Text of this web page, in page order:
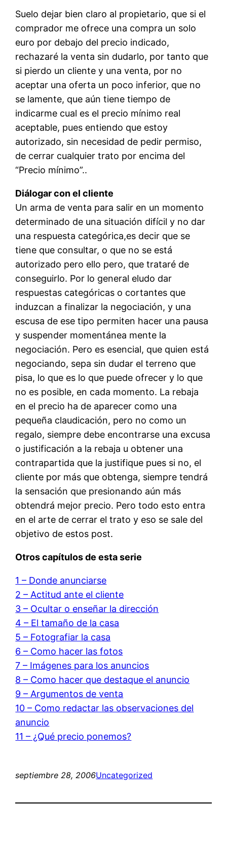
Suelo dejar bien claro al propietario, que si el
comprador me ofrece una compra un solo
euro por debajo del precio indicado,
rechazaré la venta sin dudarlo, por tanto que
si pierdo un cliente y una venta, por no
aceptar una oferta un poco inferior, que no
se lamente, que aún tiene tiempo de
indicarme cual es el precio mínimo real
aceptable, pues entiendo que estoy
autorizado, sin necesidad de pedir permiso,
de cerrar cualquier trato por encima del
“Precio mínimo”..
Diálogar con el cliente
Un arma de venta para salir en un momento
determinado de una situación difícil y no dar
una respuesta categórica,es decir que se
tiene que consultar, o que no se está
autorizado pero ello pero, que trataré de
conseguirlo. Por lo general eludo dar
respuestas categóricas o cortantes que
induzcan a finalizar la negociación, y una
escusa de ese tipo permiten hacer una pausa
y suspender momentánea mente la
negociación. Pero es esencial, que quien está
negociando, sepa sin dudar el terreno que
pisa, lo que es lo que puede ofrecer y lo que
no es posible, en cada momento. La rebaja
en el precio ha de aparecer como una
pequeña claudicación, pero no como un
regalo, siempre debe encontrarse una excusa
o justificación a la rebaja u obtener una
contrapartida que la justifique pues si no, el
cliente por más que obtenga, siempre tendrá
la sensación que presionando aún más
obtendrá mejor precio. Pero todo esto entra
en el arte de cerrar el trato y eso se sale del
objetivo de estos post.
Otros capítulos de esta serie
1 – Donde anunciarse
2 – Actitud ante el cliente
3 – Ocultar o enseñar la dirección
4 – El tamaño de la casa
5 – Fotografiar la casa
6 – Como hacer las fotos
7 – Imágenes para los anuncios
8 – Como hacer que destaque el anuncio
9 – Argumentos de venta
10 – Como redactar las observaciones del
anuncio
11 – ¿Qué precio ponemos?
septiembre 28, 2006Uncategorized